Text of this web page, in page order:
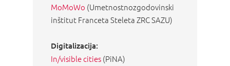
MoMoWo (Umetnostnozgodovinski
inštitut Franceta Steleta ZRC SAZU)
Digitalizacija:
In/visible cities(PiNA)